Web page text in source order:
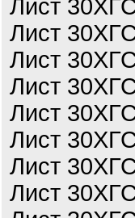
Лист
Лист
Лист
Лист
Лист
Лист
Лист
Лист